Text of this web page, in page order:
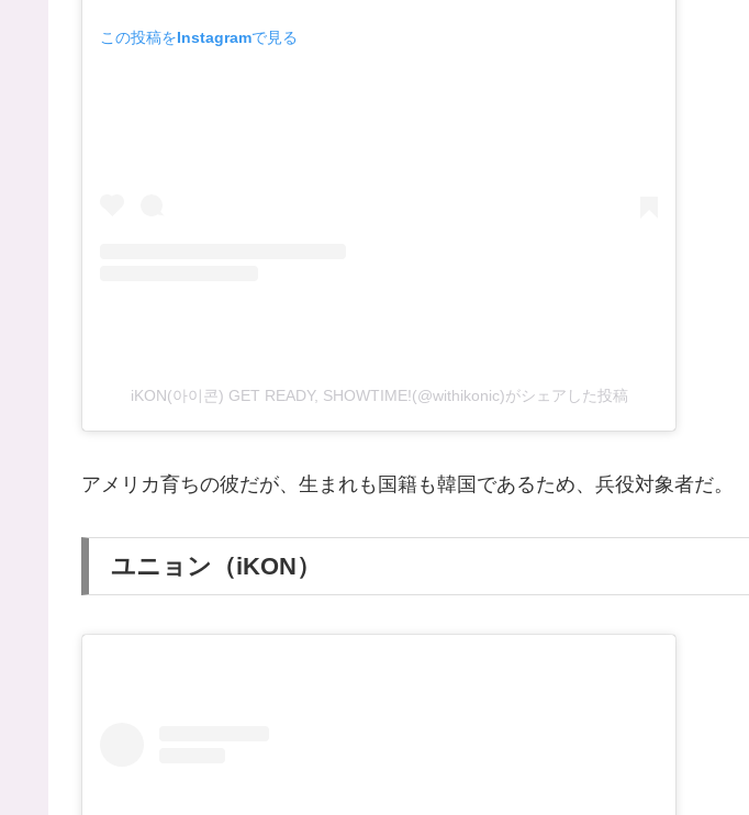
この投稿をInstagramで見る
iKON(아이콘) GET READY, SHOWTIME!(@withikonic)がシェアした投稿
アメリカ育ちの彼だが、生まれも国籍も韓国であるため、兵役対象者だ。
ユニョン（iKON）